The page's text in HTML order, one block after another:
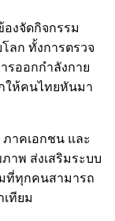
งจัดกิจกรรม
ลก ทั้งการตรวจ
รออกกำลังกาย
ให้คนไทยหันมา
าคเอกชน และ
าพ ส่งเสริมระบบ
ที่ทุกคนสามารถ
ทียม